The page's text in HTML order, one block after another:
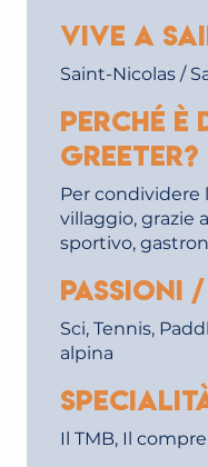
Vive a
Saint-Nicolas /
Perché
Greeter?
Per condividere
villaggio, grazie
sportivo,
Passioni
Sci, Tennis,
alpina
Il TMB, Il